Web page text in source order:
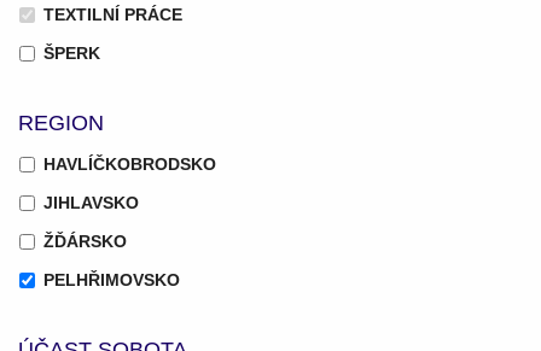
TEXTILNÍ PRÁCE
ŠPERK
REGION
HAVLÍČKOBRODSKO
JIHLAVSKO
ŽĎÁRSKO
PELHŘIMOVSKO